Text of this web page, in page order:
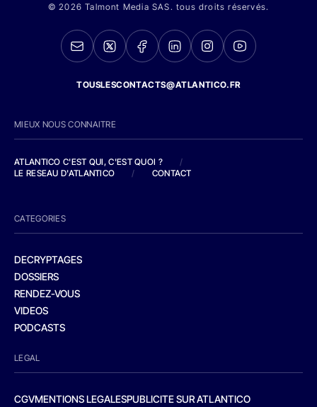
© 2026 Talmont Media SAS. tous droits réservés.
TOUSLESCONTACTS@ATLANTICO.FR
MIEUX NOUS CONNAITRE
ATLANTICO C'EST QUI, C'EST QUOI ?
/
LE RESEAU D'ATLANTICO
/ CONTACT
CATEGORIES
DECRYPTAGES
DOSSIERS
RENDEZ-VOUS
VIDEOS
PODCASTS
LEGAL
CGVMENTIONS LEGALESPUBLICITE SUR ATLANTICO